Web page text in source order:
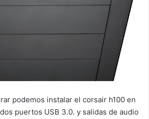
podemos instalar el corsair h100 en
puertos USB 3.0. y salidas de audio